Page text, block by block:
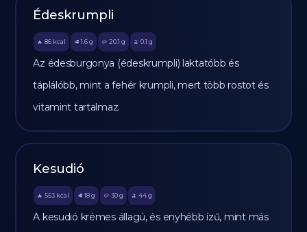
Édeskrumpli
🔥 86 kcal 🥩 1.6 g 🥔 20.1 g 🫒 0.1 g
Az édesburgonya (édeskrumpli) laktatóbb és
táplálóbb, mint a fehér krumpli, mert több rostot és
vitamint tartalmaz.
Kesudió
🔥 553 kcal 🥩 18 g 🥔 30g 🫒 44 g
A kesudió krémes állagú, és enyhébb ízű, mint más